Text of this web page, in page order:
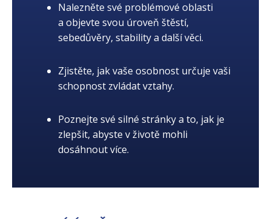
Nalezněte své problémové oblasti
a objevte svou úroveň štěstí,
sebedůvěry, stability a další věci.
Zjistěte, jak vaše osobnost určuje vaši
schopnost zvládat vztahy.
Poznejte své silné stránky a to, jak je
zlepšit, abyste v životě mohli
dosáhnout více.